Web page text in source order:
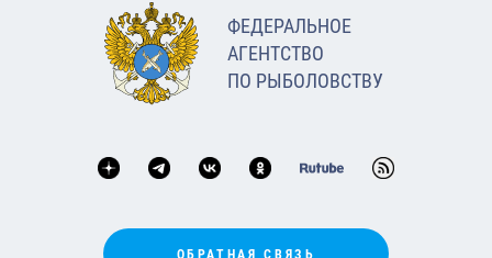
ФЕДЕРАЛЬНОЕ
АГЕНТСТВО
ПО РЫБОЛОВСТВУ
ОБРАТНАЯ СВЯЗЬ